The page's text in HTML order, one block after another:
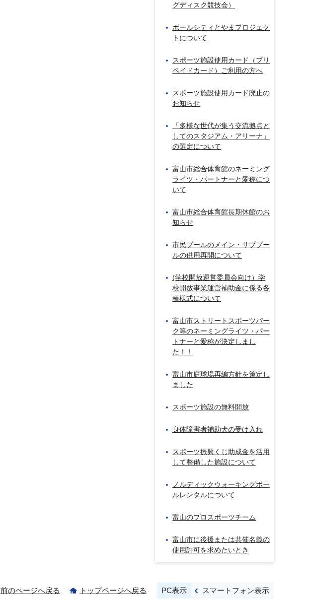
グディスク競技会）
ボールシティとやまプロジェク
トについて
スポーツ施設使用カード（プリ
ペイドカード）ご利用の方へ
スポーツ施設使用カード廃止の
お知らせ
「多様な世代が集う交流拠点と
してのスタジアム・アリーナ」
の選定について
富山市総合体育館のネーミング
ライツ・パートナーと愛称につ
いて
富山市総合体育館長期休館のお
知らせ
市民プールのメイン・サブプー
ルの供用再開について
(学校開放運営委員会向け）学
校開放事業運営補助金に係る各
種様式について
富山市ストリートスポーツパー
ク等のネーミングライツ・パー
トナーと愛称が決定しまし
た！！
富山市庭球場再編方針を策定し
ました
スポーツ施設の無料開放
身体障害者補助犬の受け入れ
スポーツ振興くじ助成金を活用
して整備した施設について
ノルディックウォーキングポー
ルレンタルについて
富山のプロスポーツチーム
富山市に後援または共催名義の
使用許可を求めたいとき
前のページへ戻る トップページへ戻る PC表示 スマートフォン表示